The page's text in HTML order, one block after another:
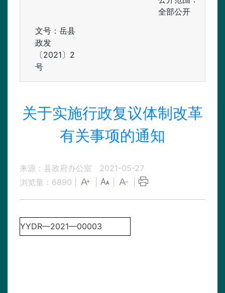
全部公开
文号：岳县
政发
〔2021〕2
号
关于实施行政复议体制改革
有关事项的通知
来源：县政府办公室
2021-05-27
浏览量： 6890
YYDR—2021—00003